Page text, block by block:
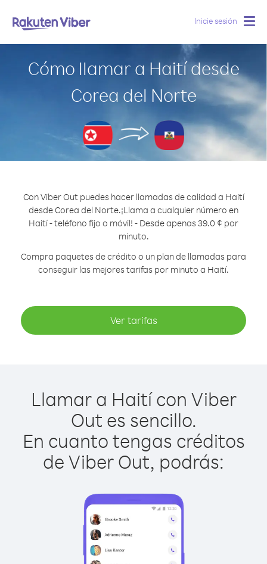
Inicie sesión
Cómo llamar a Haití desde
Corea del Norte
Con Viber Out puedes hacer llamadas de calidad a Haití
desde Corea del Norte.¡Llama a cualquier número en
Haití - teléfono fijo o móvil! - Desde apenas 39.0 ¢ por
minuto.
Compra paquetes de crédito o un plan de llamadas para
conseguir las mejores tarifas por minuto a Haití.
Ver tarifas
Llamar a Haití con Viber
Out es sencillo.
En cuanto tengas créditos
de Viber Out, podrás: